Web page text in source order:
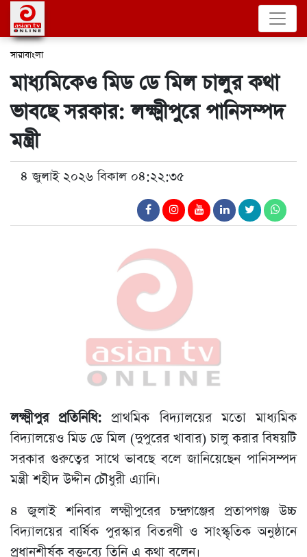
সারাবাংলা
মাধ্যমিকেও মিড ডে মিল চালুর কথা
ভাবছে সরকার: লক্ষ্মীপুরে পানিসম্পদ
মন্ত্রী
৪ জুলাই ২০২৬ বিকাল ০৪:২২:৩৫
লক্ষ্মীপুর প্রতিনিধি: প্রাথমিক বিদ্যালয়ের মতো মাধ্যমিক
বিদ্যালয়েও মিড ডে মিল (দুপুরের খাবার) চালু করার বিষয়টি
সরকার গুরুত্বের সাথে ভাবছে বলে জানিয়েছেন পানিসম্পদ
মন্ত্রী শহীদ উদ্দীন চৌধুরী এ্যানি।
৪ জুলাই শনিবার লক্ষ্মীপুরের চন্দ্রগঞ্জের প্রতাপগঞ্জ উচ্চ
বিদ্যালয়ের বার্ষিক পুরস্কার বিতরণী ও সাংস্কৃতিক অনুষ্ঠানে
প্রধানশীর্ষক বক্তব্যে তিনি এ কথা বলেন।